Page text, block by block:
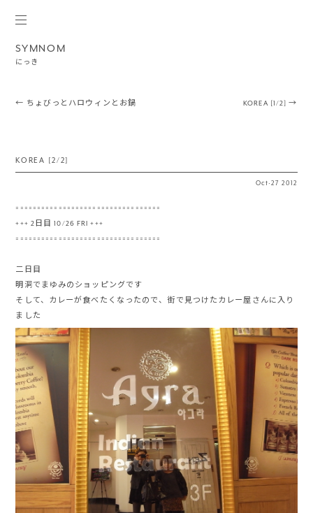
SYMNOM
にっき
Post navigation
← ちょびっとハロウィンとお鍋 KOREA [1/2]→
KOREA [2/2]
Oct ·27 2012
==================================
+++ 2日目 10/26 FRI +++
==================================
二日目
明洞でまゆみのショッピングです
そして、カレーが食べたくなったので、街で見つけたカレー屋さんに入り
ました